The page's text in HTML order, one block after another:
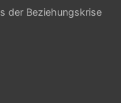
der Beziehungskrise